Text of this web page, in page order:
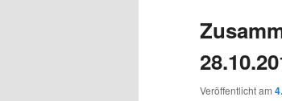
Veröffentlicht am